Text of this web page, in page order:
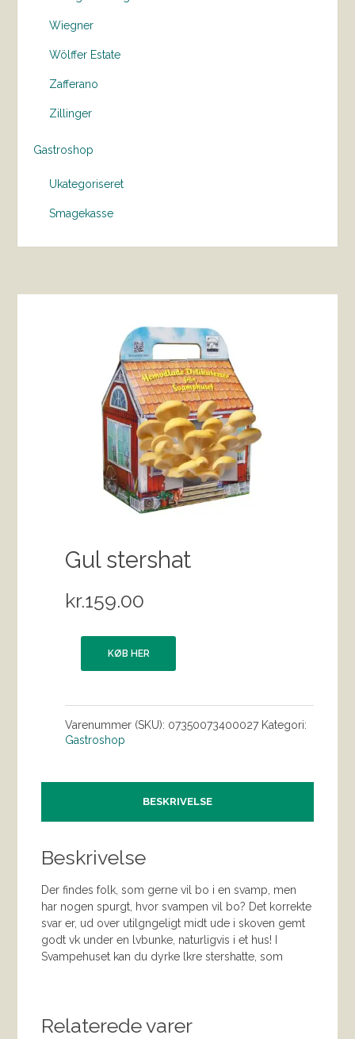
Wiegner
Wölffer Estate
Zafferano
Zillinger
Gastroshop
Ukategoriseret
Smagekasse
Gul stershat
kr.159.00
KØB HER
Varenummer (SKU): 07350073400027 Kategori:
Gastroshop
BESKRIVELSE
Beskrivelse
Der findes folk, som gerne vil bo i en svamp, men
har nogen spurgt, hvor svampen vil bo? Det korrekte
svar er, ud over utilgngeligt midt ude i skoven gemt
godt vk under en lvbunke, naturligvis i et hus! I
Svampehuset kan du dyrke lkre stershatte, som
Relaterede varer